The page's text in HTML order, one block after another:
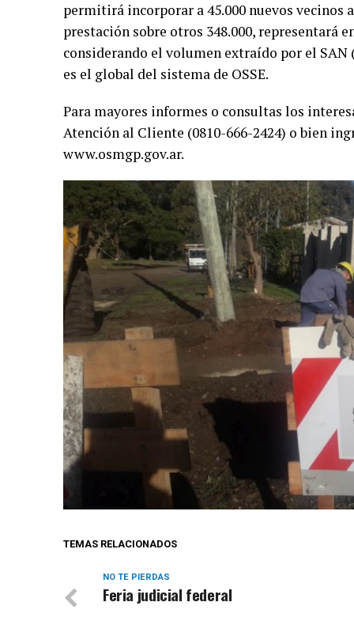
permitirá incorporar a 45.000 nuevos
prestación sobre otros 348.000, representará
considerando el volumen extraído por el SAN
es el global del sistema de OSSE.
Para mayores informes o consultas los
Atención al Cliente (0810-666-2424) o bien
www.osmgp.gov.ar.
TEMAS RELACIONADOS
NO TE PIERDAS
Feria judicial federal